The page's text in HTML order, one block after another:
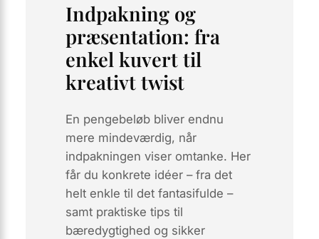
Indpakning og
præsentation: fra
enkel kuvert til
kreativt twist
En pengebeløb bliver endnu
mere mindeværdig, når
indpakningen viser omtanke. Her
får du konkrete idéer – fra det
helt enkle til det fantasifulde –
samt praktiske tips til
bæredygtighed og sikker